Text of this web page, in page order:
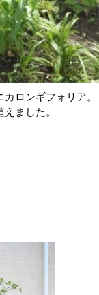
ロンギフォリア。
ました。